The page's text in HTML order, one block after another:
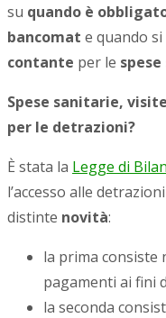
su quando è
bancomat e quando
contante per le
Spese sanitarie,
per le detrazioni?
È stata la Legge di
l’accesso alle
distinte novità:
la prima consiste
pagamenti ai fini
la seconda